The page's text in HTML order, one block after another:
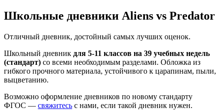
Школьные дневники Aliens vs Predator
Отличный дневник, достойный самых лучших оценок.
Школьный дневник для 5-11 классов на 39 учебных недель
(стандарт) со всеми необходимым разделами. Обложка из
гибкого прочного материала, устойчивого к царапинам, пыли,
выцветанию.
Возможно оформление дневников по новому стандарту
ФГОС — свяжитесь с нами, если такой дневник нужен.